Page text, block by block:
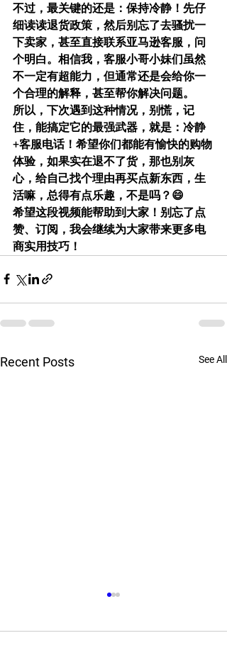
不过，最关键的还是：保持冷静！先仔
细读读退货政策，然后别忘了去骚扰一
下卖家，甚至直接联系亚马逊客服，问
个明白。相信我，客服小哥小妹们虽然
不一定有超能力，但通常还是会给你一
个合理的解释，甚至帮你解决问题。
所以，下次遇到这种情况，别慌，记
住，能搞定它的最强武器，就是：冷静
+客服电话！希望你们都能有愉快的购物
体验，如果实在退不了货，那也别灰
心，给自己找个理由再买点新东西，生
活嘛，总得有点乐趣，不是吗？😄
希望这段视频能帮助到大家！别忘了点
赞、订阅，我会继续为大家带来更多电
商实用技巧！
Recent Posts See All